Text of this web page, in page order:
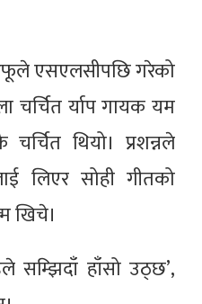
एसएलसीपछि गरेको
चर्चित र्याप गायक यम
चर्चित थियो। प्रशन्नले
लिएर सोही गीतको
खिचे।
सम्झिदाँ हाँसो उठ्छ’,